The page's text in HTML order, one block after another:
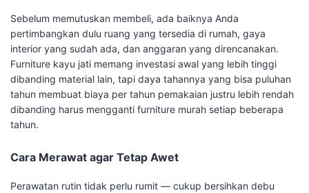
Sebelum memutuskan membeli, ada baiknya Anda
pertimbangkan dulu ruang yang tersedia di rumah, gaya
interior yang sudah ada, dan anggaran yang direncanakan.
Furniture kayu jati memang investasi awal yang lebih tinggi
dibanding material lain, tapi daya tahannya yang bisa puluhan
tahun membuat biaya per tahun pemakaian justru lebih rendah
dibanding harus mengganti furniture murah setiap beberapa
tahun.
Cara Merawat agar Tetap Awet
Perawatan rutin tidak perlu rumit — cukup bersihkan debu